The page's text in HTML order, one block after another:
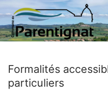
Aller
contenu
Formalités
particuliers